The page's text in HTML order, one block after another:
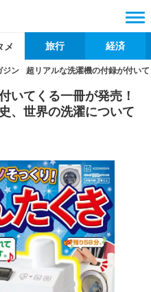
メ 旅行 経済
ジン 超リアルな洗濯機の付録が付い
いてくる一冊が発売！
、世界の洗濯について